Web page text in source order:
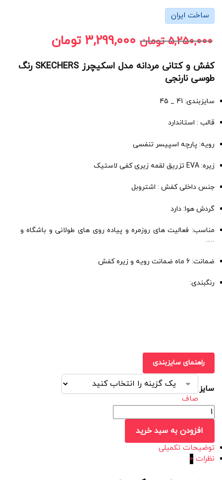
ساخت ایران
5,250,000 تومان 3,299,000 تومان
کفش و کتانی مردانه مدل اسکیچرز SKECHERS رنگ
طوسی نارنجی
سایزبندی: 41 _ 45
قالب : استاندارد
رویه: پارچه اسپیسر تنفسی
زیره: EVA تزریق لقمه زیری کفی لاستیک
جنس داخلی کفش : اشتروبل
گردش هوا: دارد
مناسب: فعالیت های روزمره و پیاده روی های طولانی و باشگاه و
….
ضمانت: 6 ماه ضمانت رویه و زیره کفش
رنگبندی:
راهنمای سایزبندی
سایز
صاف
افزودن به سبد خرید
توضیحات تکمیلی
نظرات 0